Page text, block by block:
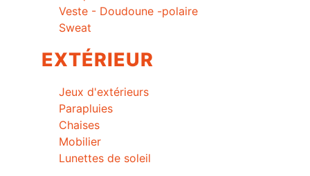
Veste - Doudoune -polaire
Sweat
EXTÉRIEUR
Jeux d'extérieurs
Parapluies
Chaises
Mobilier
Lunettes de soleil